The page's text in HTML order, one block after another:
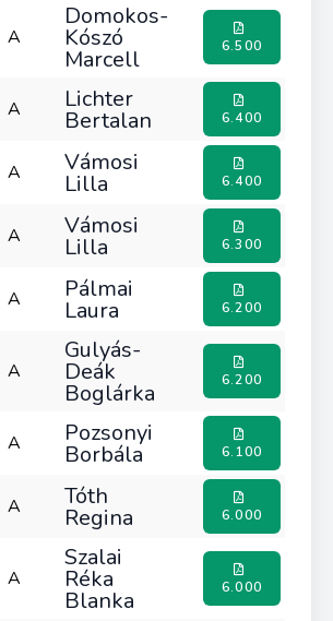
A
Domokos-
Kószó
Marcell 6.500
A Lichter
Bertalan 6.400
A Vámosi
Lilla 6.400
A Vámosi
Lilla 6.300
A Pálmai
Laura 6.200
A
Gulyás-
Deák
Boglárka 6.200
A Pozsonyi
Borbála 6.100
A Tóth
Regina 6.000
A
Szalai
Réka
Blanka 6.000